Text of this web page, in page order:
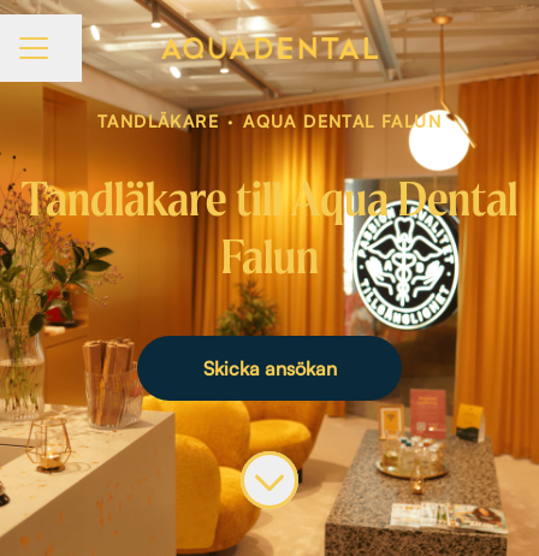
KARRIÄRMENY
Dela sidan
TANDLÄKARE · AQUA DENTAL FALUN
Tandläkare till Aqua Dental
Falun
Skicka ansökan